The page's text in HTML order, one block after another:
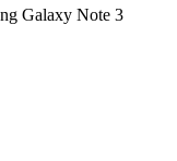
Galaxy Note 3